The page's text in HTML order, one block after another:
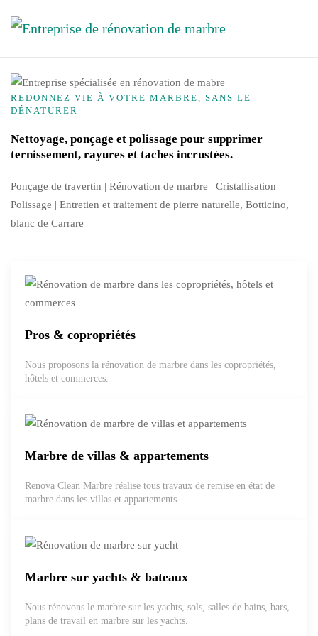
Skip to main content
REDONNEZ VIE À VOTRE MARBRE, SANS LE
DÉNATURER
Nettoyage, ponçage et polissage pour supprimer
ternissement, rayures et taches incrustées.
Ponçage de travertin | Rénovation de marbre | Cristallisation |
Polissage | Entretien et traitement de pierre naturelle, Botticino,
blanc de Carrare
Pros & copropriétés
Nous proposons la rénovation de marbre dans les copropriétés,
hôtels et commerces.
Marbre de villas & appartements
Renova Clean Marbre réalise tous travaux de remise en état de
marbre dans les villas et appartements
Marbre sur yachts & bateaux
Nous rénovons le marbre sur les yachts, sols, salles de bains, bars,
plans de travail en marbre sur les yachts.